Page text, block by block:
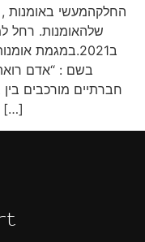
החלקהמעשי באומנות ,
שלהאומנות. רחל
ב2021.במגמת
בשם : “אדם
חברתיים מורכבים
בד שתיארו מצבים של חרדה